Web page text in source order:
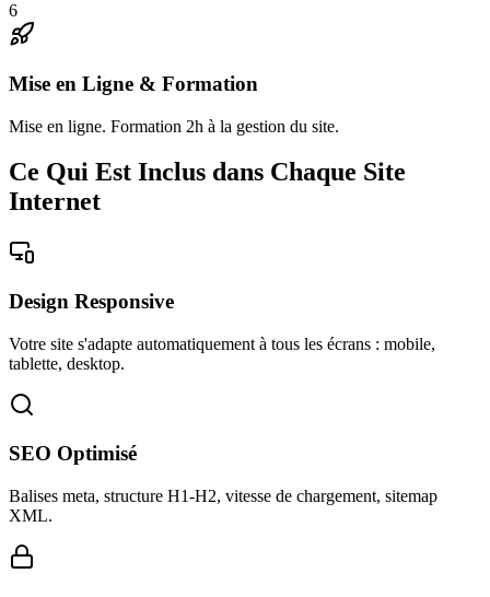
6
Mise en Ligne & Formation
Mise en ligne. Formation 2h à la gestion du site.
Ce Qui Est Inclus dans Chaque Site
Internet
Design Responsive
Votre site s'adapte automatiquement à tous les écrans : mobile,
tablette, desktop.
SEO Optimisé
Balises meta, structure H1-H2, vitesse de chargement, sitemap
XML.